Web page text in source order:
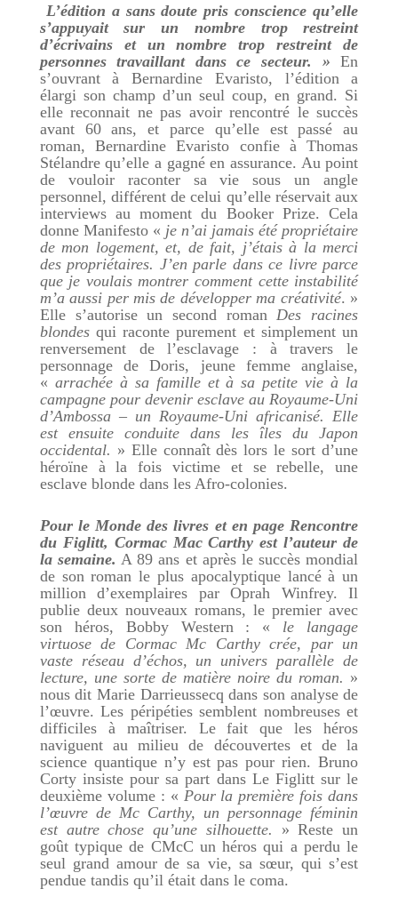
L’édition a sans doute pris conscience qu’elle
s’appuyait sur un nombre trop restreint
d’écrivains et un nombre trop restreint de
personnes travaillant dans ce secteur. »En
s’ouvrant à Bernardine Evaristo, l’édition a
élargi son champ d’un seul coup, en grand. Si
elle reconnait ne pas avoir rencontré le succès
avant 60 ans, et parce qu’elle est passé au
roman, Bernardine Evaristo confie à Thomas
Stélandre qu’elle a gagné en assurance. Au point
de vouloir raconter sa vie sous un angle
personnel, différent de celui qu’elle réservait aux
interviews au moment du Booker Prize. Cela
donne Manifesto « je n’ai jamais été propriétaire
de mon logement, et, de fait, j’étais à la merci
des propriétaires. J’en parle dans ce livre parce
que je voulais montrer comment cette instabilité
m’a aussi per mis de développer ma créativité. »
Elle s’autorise un second roman Des racines
blondesqui raconte purement et simplement un
renversement de l’esclavage : à travers le
personnage de Doris, jeune femme anglaise,
« arrachée à sa famille et à sa petite vie à la
campagne pour devenir esclave au Royaume-Uni
d’Ambossa – un Royaume-Uni africanisé. Elle
est ensuite conduite dans les îles du Japon
occidental. » Elle connaît dès lors le sort d’une
héroïne à la fois victime et se rebelle, une
esclave blonde dans les Afro-colonies.
Pour le Monde des livres et en page Rencontre
du Figlitt, Cormac Mac Carthy est l’auteur de
la semaine. A 89 ans et après le succès mondial
de son roman le plus apocalyptique lancé à un
million d’exemplaires par Oprah Winfrey. Il
publie deux nouveaux romans, le premier avec
son héros, Bobby Western : « le langage
virtuose de Cormac Mc Carthy crée, par un
vaste réseau d’échos, un univers parallèle de
lecture, une sorte de matière noire du roman. »
nous dit Marie Darrieussecq dans son analyse de
l’œuvre. Les péripéties semblent nombreuses et
difficiles à maîtriser. Le fait que les héros
naviguent au milieu de découvertes et de la
science quantique n’y est pas pour rien. Bruno
Corty insiste pour sa part dans Le Figlitt sur le
deuxième volume : « Pour la première fois dans
l’œuvre de Mc Carthy, un personnage féminin
est autre chose qu’une silhouette. » Reste un
goût typique de CMcC un héros qui a perdu le
seul grand amour de sa vie, sa sœur, qui s’est
pendue tandis qu’il était dans le coma.